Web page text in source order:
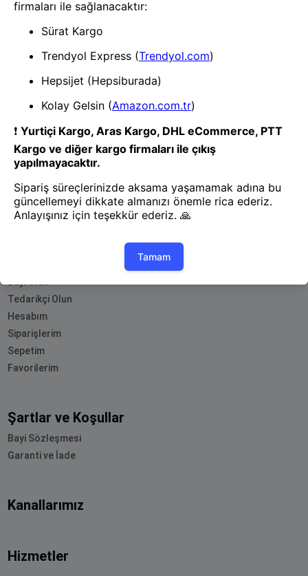
- Yenilik ve hızı keşfedin, işinizi
App Store Google Play
Hakkımızda
Akademi
Bilgi Merkezi
Yete Import
Yol Haritamız
Bayi Olun
Tedarikçi Olun
Hesabım
Siparişlerim
Sepetim
Favorilerim
Şartlar ve Koşullar
Bayi Sözleşmesi
Garanti ve İade
Kanallarımız
Hizmetler